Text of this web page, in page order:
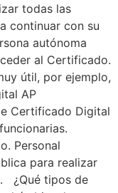
todas las
continuar con su
autónoma
al Certificado.
útil, por ejemplo,
AP
Certificado Digital
Personal
para realizar
¿Qué tipos de